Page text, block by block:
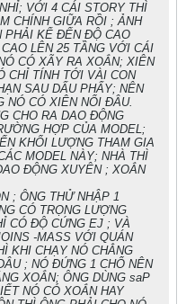
VỚI 4 CÁI STORY THÌ
CHÍNH GIỮA RỒI ; ẢNH
PHẢI KỂ ĐẾN ĐỘ CAO
LÊN 25 TẦNG VỚI CÁI
CÓ XÃY RA XOẮN; XIÊN
CHỈ TÍNH TỚI VÀI CON
SAU DẤU PHẨY; NÊN
NÓ CÓ XIÊN NỔI ĐÂU.
CHO RA DAO ĐỘNG
HỢP CỦA MODEL;
KHỔI LƯỢNG THAM GIA
MODEL NÀY; NHÀ THÌ
ĐỘNG XUYÊN ; XOẮN
; ÔNG THỬ NHẬP 1
CÓ TRỌNG LƯỢNG
CÓ ĐỘ CỨNG EJ ; VÀ
-MASS VỚI QUÁN
KHI CHẠY NÓ CHẲNG
; NÓ ĐỨNG 1 CHỔ NÊN
XOẮN; ÔNG DÙNG saP
NÓ CÓ XOẮN HAY